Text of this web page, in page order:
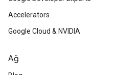
Accelerators
Google Cloud & NVIDIA
Ağ